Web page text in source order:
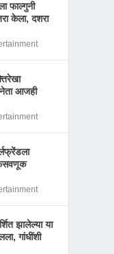
फाल्गुनी
केला, दशरा
आजही
फसवणूक
झालेल्या या
गांधींशी